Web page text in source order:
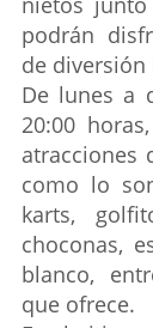
podrán
de
De lunes a
20:00
atracciones
como lo
karts,
choconas,
blanco,
que ofrece.